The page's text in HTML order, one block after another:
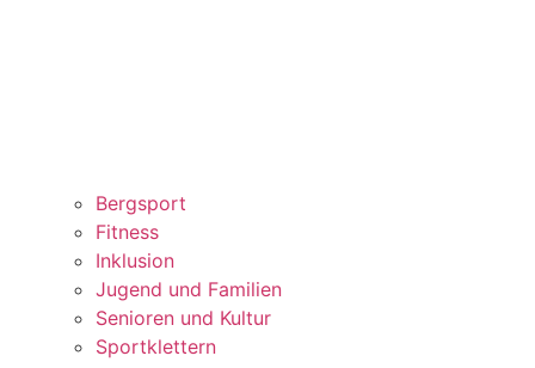
Bergsport
Fitness
Inklusion
Jugend und Familien
Senioren und Kultur
Sportklettern